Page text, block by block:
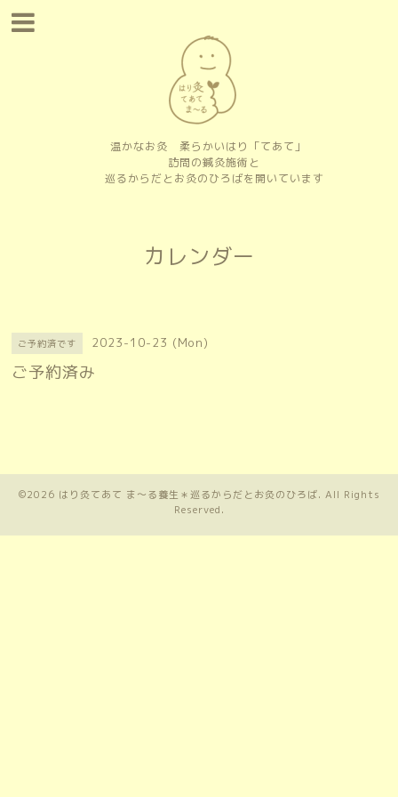
温かなお灸 柔らかいはり「てあて」
訪問の鍼灸施術と
巡るからだとお灸のひろばを開いています
カレンダー
ご予約済です 2023-10-23 (Mon)
ご予約済み
©2026 はり灸てあて ま〜る養生＊巡るからだとお灸のひろば. All Rights
Reserved.